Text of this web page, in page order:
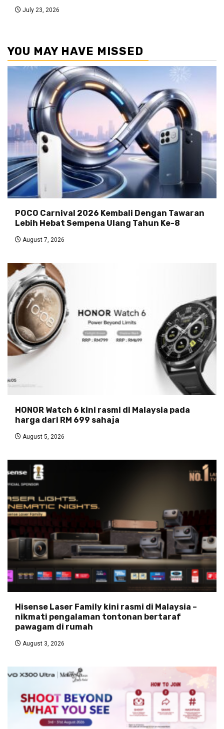
July 23, 2026
YOU MAY HAVE MISSED
POCO Carnival 2026 Kembali Dengan Tawaran
Lebih Hebat Sempena Ulang Tahun Ke-8
August 7, 2026
HONOR Watch 6 kini rasmi di Malaysia pada
harga dari RM 699 sahaja
August 5, 2026
Hisense Laser Family kini rasmi di Malaysia –
nikmati pengalaman tontonan bertaraf
pawagam di rumah
August 3, 2026